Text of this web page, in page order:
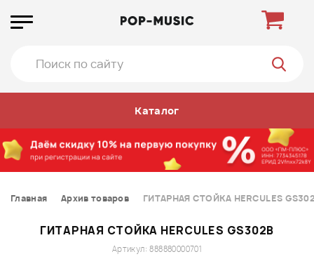
Каталог
Главная Архив товаров ГИТАРНАЯ СТОЙКА HERCULES
ГИТАРНАЯ СТОЙКА HERCULES GS302B
Артикул: 888880000701